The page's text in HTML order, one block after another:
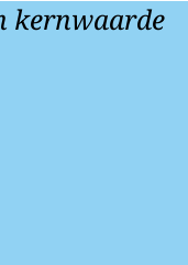
kernwaarde